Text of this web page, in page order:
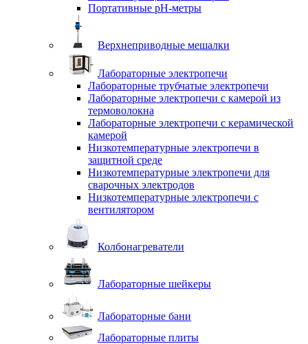
Портативные pH-метры
Верхнеприводные мешалки
Лабораторные электропечи
Лабораторные трубчатые электропечи
Лабораторные электропечи с камерой из
термоволокна
Лабораторные электропечи с керамической
камерой
Низкотемпературные электропечи в
защитной среде
Низкотемпературные электропечи для
cварочных электродов
Низкотемпературные электропечи с
вентилятором
Колбонагреватели
Лабораторные шейкеры
Лабораторные бани
Лабораторные плиты